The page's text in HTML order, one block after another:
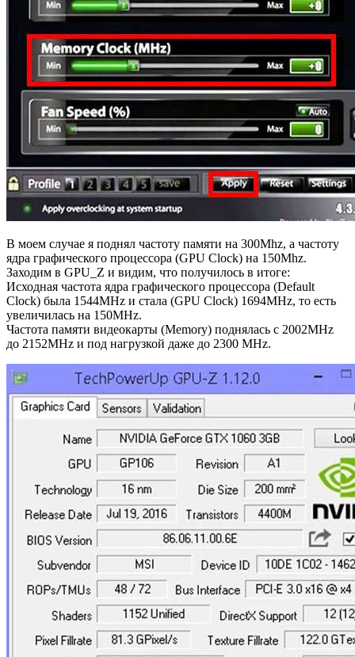
В моем случае я поднял частоту памяти на 300Mhz, а частоту
ядра графического процессора (GPU Clock) на 150Mhz.
Заходим в GPU_Z и видим, что получилось в итоге:
Исходная частота ядра графического процессора (Default
Clock) была 1544MHz и стала (GPU Clock) 1694MHz, то есть
увеличилась на 150MHz.
Частота памяти видеокарты (Memory) поднялась с 2002MHz
до 2152MHz и под нагрузкой даже до 2300 MHz.